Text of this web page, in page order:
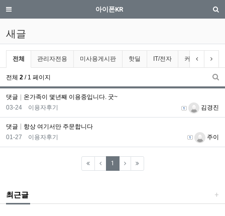
새글 | iphone.co.kr
메뉴 아이폰KR
새글
전체게시물 그룹 목록
전체 관리자전용 미사용게시판 핫딜 IT/전자 커뮤니티이전 그룹
다
전체 2 / 1 페이지
새
댓글
온가족이 몇년째 이용중입니다. 굿~
등록자 김경진
등록일
03-24 이용자후기
댓글
항상 여기서만 주문합니다
등록자 주이
등록일
01-27 이용자후기
1 (current)
최근글